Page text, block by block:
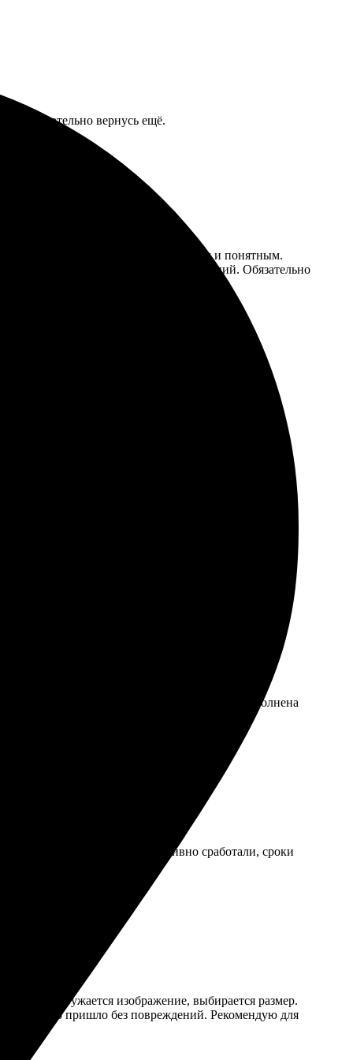
Обязательно вернусь ещё.
Процесс оказался быстрым и понятным.
Упаковано всё бережно, без повреждений. Обязательно
загрузила фото, оплатила. Привезли быстро,
связались для подтверждения. Работа выполнена
без заморочек. Оперативно сработали, сроки
Загружается изображение, выбирается размер.
фото пришло без повреждений. Рекомендую для